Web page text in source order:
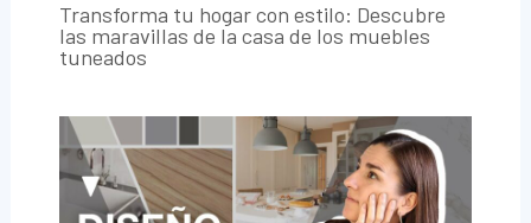
Transforma tu hogar con estilo: Descubre
las maravillas de la casa de los muebles
tuneados